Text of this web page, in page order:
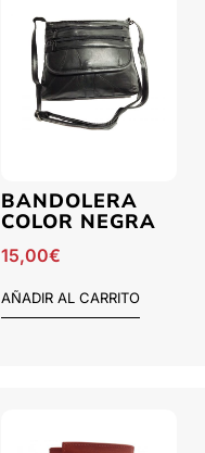
BANDOLERA
COLOR NEGRA
15,00€
AÑADIR AL CARRITO